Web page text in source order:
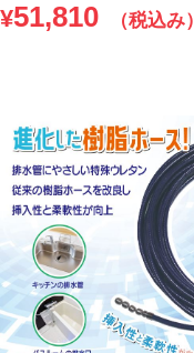
¥51,810 （税込み）